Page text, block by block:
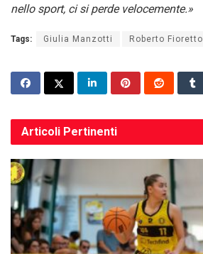
nello sport, ci si perde velocemente.»
Tags: Giulia Manzotti Roberto Fioretto
Articoli Pertinenti